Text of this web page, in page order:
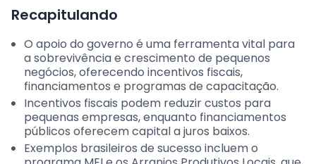
Recapitulando
O apoio do governo é uma ferramenta vital para
a sobrevivência e crescimento de pequenos
negócios, oferecendo incentivos fiscais,
financiamentos e programas de capacitação.
Incentivos fiscais podem reduzir custos para
pequenas empresas, enquanto financiamentos
públicos oferecem capital a juros baixos.
Exemplos brasileiros de sucesso incluem o